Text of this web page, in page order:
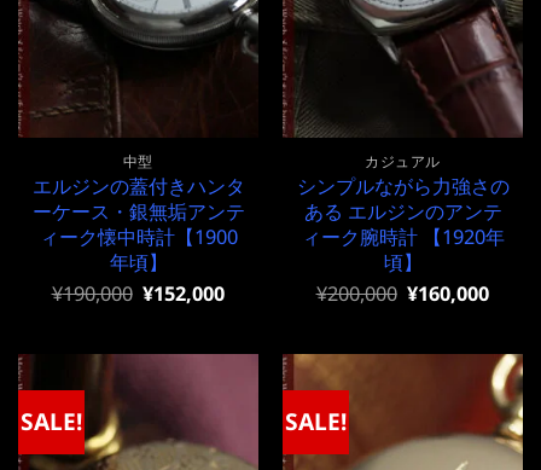
中型
エルジンの蓋付きハンタ
ーケース・銀無垢アンテ
ィーク懐中時計【1900
年頃】
元
¥190,000
で
し
た。
¥190,000 現
価
格
は
¥190,000
す。
¥152,000
カジュアル
シンプルながら力強さの
ある エルジンのアンテ
ィーク腕時計 【1920年
頃】
元
格
¥200,000
で
し
¥200,000 現
価
す。
¥160,000
SALE! SALE!